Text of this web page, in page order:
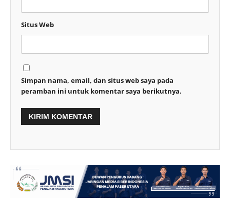
Situs Web
Simpan nama, email, dan situs web saya pada
peramban ini untuk komentar saya berikutnya.